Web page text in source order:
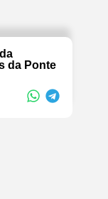
da Ponte